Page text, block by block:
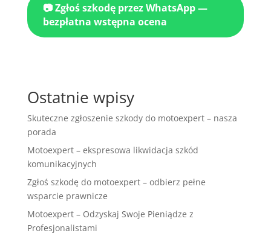
📷 Zgłoś szkodę przez WhatsApp —
bezpłatna wstępna ocena
Ostatnie wpisy
Skuteczne zgłoszenie szkody do motoexpert – nasza
porada
Motoexpert – ekspresowa likwidacja szkód
komunikacyjnych
Zgłoś szkodę do motoexpert – odbierz pełne
wsparcie prawnicze
Motoexpert – Odzyskaj Swoje Pieniądze z
Profesjonalistami